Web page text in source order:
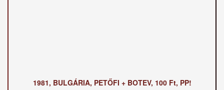
1981, BULGÁRIA, PETŐFI + BOTEV, 100 Ft, PP!